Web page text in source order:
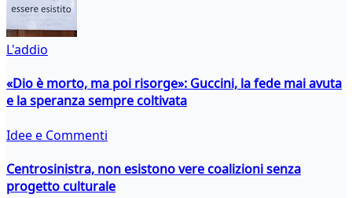
L'addio
«Dio è morto, ma poi risorge»: Guccini, la fede mai avuta
e la speranza sempre coltivata
Idee e Commenti
Centrosinistra, non esistono vere coalizioni senza
progetto culturale